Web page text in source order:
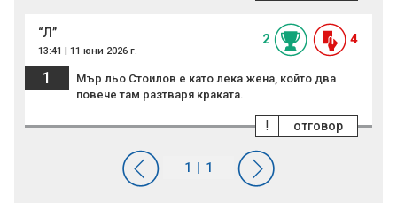
“Л”
13:41 | 11 юни 2026 г.
2 4
1
Мър льо Стоилов е като лека жена, който два
повече там разтваря краката.
отговор
!